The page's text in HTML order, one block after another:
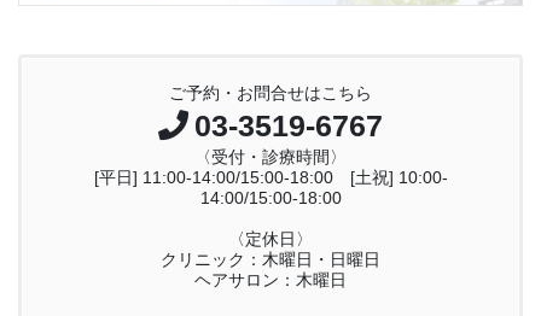
ご予約・お問合せはこちら
03-3519-6767
〈受付・診療時間〉
[平日] 11:00-14:00/15:00-18:00 [土祝] 10:00-
14:00/15:00-18:00
〈定休日〉
クリニック：木曜日・日曜日
ヘアサロン：木曜日